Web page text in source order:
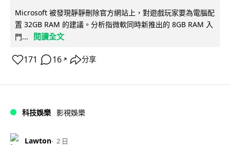
Microsoft 被發現靜靜刪除官方網站上，對遊戲玩家要為電腦配
置 32GB RAM 的建議。分析指微軟同時新推出的 8GB RAM 入
門...
閱讀全文
171 16 ↗ 分享
科技娛樂 影視娛樂
Lawton 2 日